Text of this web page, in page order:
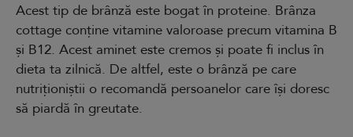
Acest tip de brânză este bogat în proteine. Brânza
cottage conține vitamine valoroase precum vitamina B
și B12. Acest aminet este cremos și poate fi inclus în
dieta ta zilnică. De altfel, este o brânză pe care
nutriționiștii o recomandă persoanelor care își doresc
să piardă în greutate.